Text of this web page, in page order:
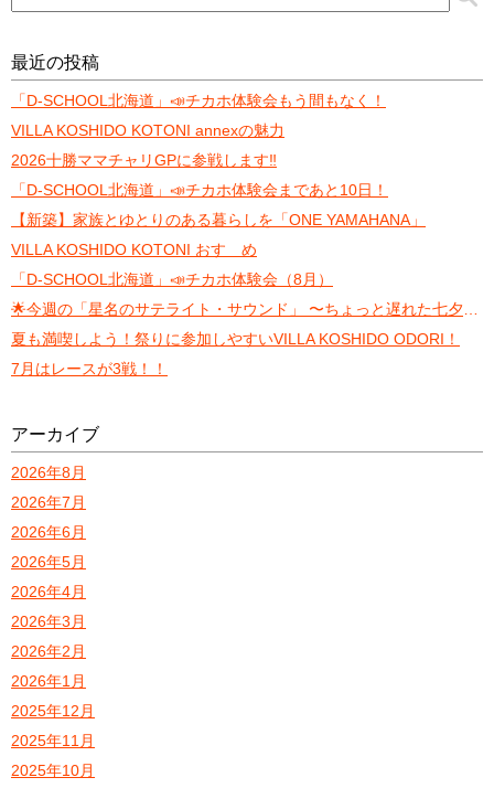
最近の投稿
「D-SCHOOL北海道」📣チカホ体験会もう間もなく！
VILLA KOSHIDO KOTONI annexの魅力
2026十勝ママチャリGPに参戦します‼️
「D-SCHOOL北海道」📣チカホ体験会まであと10日！
【新築】家族とゆとりのある暮らしを「ONE YAMAHANA」
VILLA KOSHIDO KOTONI おすゝめ
「D-SCHOOL北海道」📣チカホ体験会（8月）
🌟今週の「星名のサテライト・サウンド」 〜ちょっと遅れた七夕トーク〜
夏も満喫しよう！祭りに参加しやすいVILLA KOSHIDO ODORI！
7月はレースが3戦！！
アーカイブ
2026年8月
2026年7月
2026年6月
2026年5月
2026年4月
2026年3月
2026年2月
2026年1月
2025年12月
2025年11月
2025年10月